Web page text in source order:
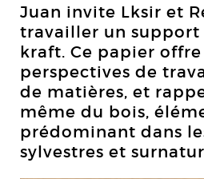
Juan invite Lksir et
travailler un support
kraft. Ce papier offre
perspectives de
de matières, et
même du bois,
prédominant dans
sylvestres et